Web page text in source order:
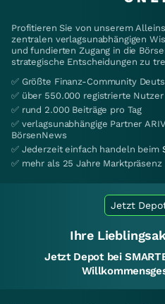
Profitieren Sie von unserem
zentralen verlagsunabhängigen
und fundierten Zugang in die
strategische Entscheidungen zu
✅ Größte Finanz-Community
✅ über 550.000 registrierte Nutzer
✅ rund 2.000 Beiträge pro Tag
✅ verlagsunabhängige Partner
BörsenNews
✅ Jederzeit einfach handeln beim
✅ mehr als 25 Jahre Marktpräsenz
Jetzt
Ihre
Jetzt Depot bei